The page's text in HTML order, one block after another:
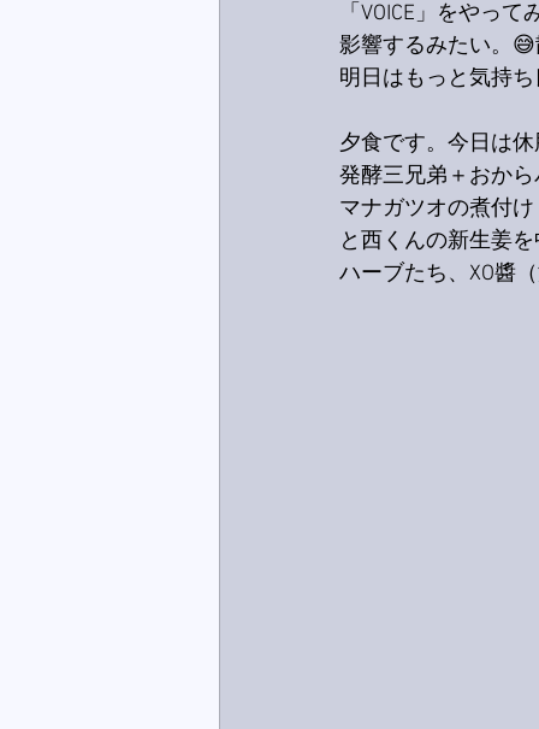
「VOICE」をやっ
影響するみたい。
明日はもっと気持
夕食です。今日は
発酵三兄弟＋おか
マナガツオの煮付
と西くんの新生姜
ハーブたち、XO醬